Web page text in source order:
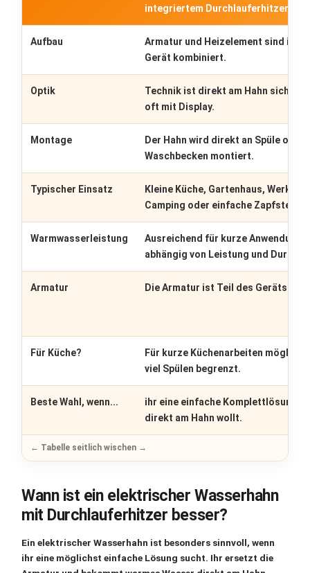
integriertem Durchlauferhitzer
Aufbau
Armatur und Heizelement sind in
Gerät kombiniert.
Optik
Technik ist direkt am Hahn
oft mit Display.
Montage
Der Hahn wird direkt an Spüle oder
Waschbecken montiert.
Typischer Einsatz
Kleine Küche, Gartenhaus,
Camping oder einfache Zapfstelle.
Warmwasserleistung
Ausreichend für kurze
abhängig von Leistung und
Armatur Die Armatur ist Teil des Geräts.
Für Küche?
Für kurze Küchenarbeiten möglich,
viel Spülen begrenzt.
Beste Wahl, wenn...
ihr eine einfache Komplettlösung
direkt am Hahn wollt.
Wann ist ein elektrischer Wasserhahn
mit Durchlauferhitzer besser?
Einelektrischer Wasserhahn ist besonders sinnvoll, wenn
ihr eine möglichst einfache Lösung sucht. Ihr ersetzt die